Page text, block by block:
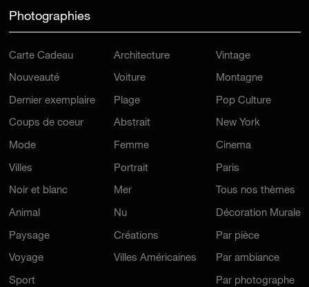
Photographies
Carte Cadeau
Nouveauté
Dernier exemplaire
Coups de coeur
Mode
Villes
Noir et blanc
Animal
Paysage
Voyage
Sport
Architecture
Voiture
Plage
Abstrait
Femme
Portrait
Mer
Nu
Créations
Villes Américaines
Vintage
Montagne
Pop Culture
New York
Cinema
Paris
Tous nos thèmes
Décoration Murale
Par pièce
Par ambiance
Par photographe